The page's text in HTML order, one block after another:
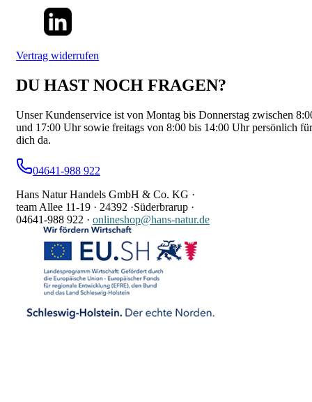
Vertrag widerrufen
DU HAST NOCH FRAGEN?
Unser Kundenservice ist von Montag bis Donnerstag zwischen
und 17:00 Uhr sowie freitags von 8:00 bis 14:00 Uhr persönlich für
dich da.
04641-988 922
Hans Natur Handels GmbH & Co. KG ·
team Allee 11-19 · 24392 ·Süderbrarup ·
04641-988 922 · onlineshop@hans-natur.de